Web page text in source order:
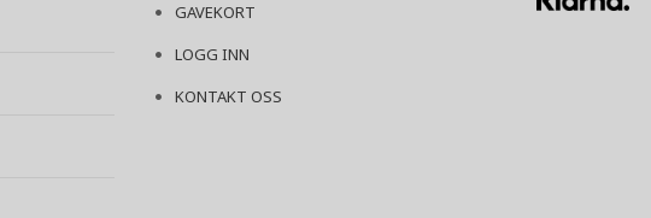
GAVEKORT
LOGG INN
KONTAKT OSS